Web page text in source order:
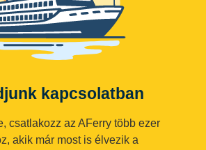
kapcsolatban
csatlakozz az AFerry több ezer
akik már most is élvezik a